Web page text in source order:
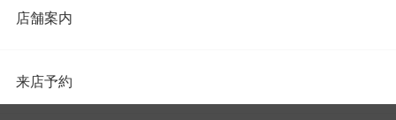
店舗案内
来店予約